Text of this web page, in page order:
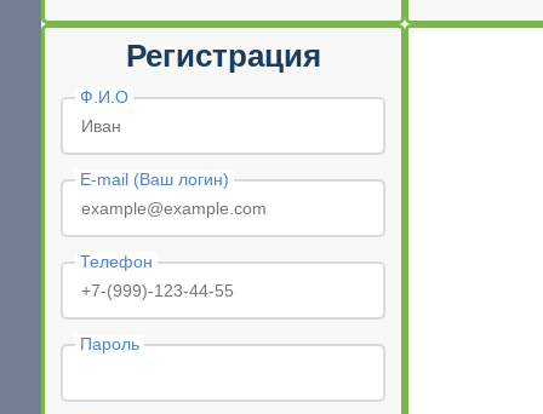
Регистрация
Ф.И.О
E-mail (Ваш логин)
Телефон
Пароль